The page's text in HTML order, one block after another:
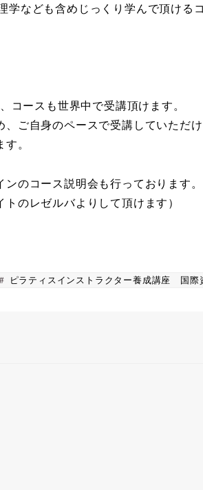
なども含めじっくり学んで頂ける
コースも世界中で受講頂けます。
ご自身のペースで受講していただけ
。
のコース説明会も行っております。
のレゼルバよりして頂けます）
ピラティスインストラクター養成講座 国際